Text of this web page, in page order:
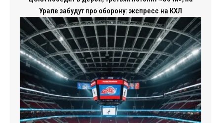
Урале забудут про оборону: экспресс на КХЛ